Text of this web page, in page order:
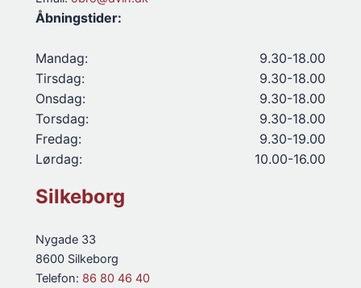
Åbningstider:
Mandag:
9.30-18.00
Tirsdag:
9.30-18.00
Onsdag:
9.30-18.00
Torsdag:
9.30-18.00
Fredag:
9.30-19.00
Lørdag:
10.00-16.00
Silkeborg
Nygade 33
8600 Silkeborg
Telefon: 86 80 46 40